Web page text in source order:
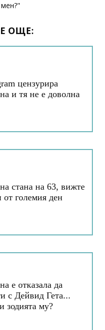
ОЩЕ:
цензурира
и тя не е доволна
стана на 63, вижте
от големия ден
е отказала да
с Дейвид Гета...
зодията му?